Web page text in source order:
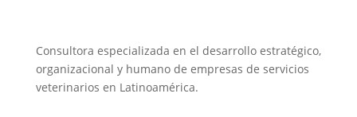
Consultora especializada en el desarrollo estratégico,
organizacional y humano de empresas de servicios
veterinarios en Latinoamérica.